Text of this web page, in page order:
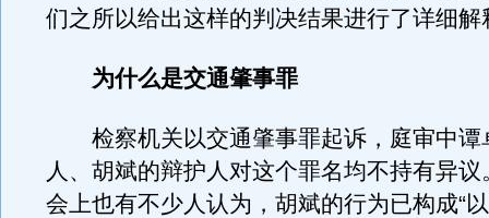
们之所以给出这样的判决结果进行了详细解
为什么是交通肇事罪
检察机关以交通肇事罪起诉，庭审中谭
人、胡斌的辩护人对这个罪名均不持有异
会上也有不少人认为，胡斌的行为已构成“